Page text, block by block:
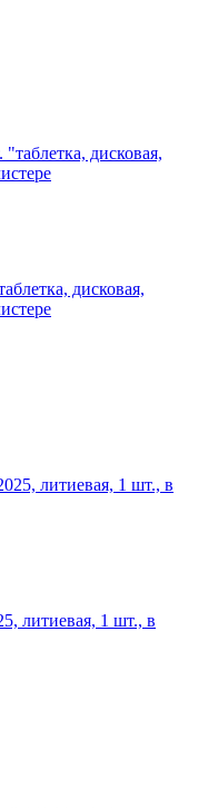
дисковая,
литиевая, 1 шт., в